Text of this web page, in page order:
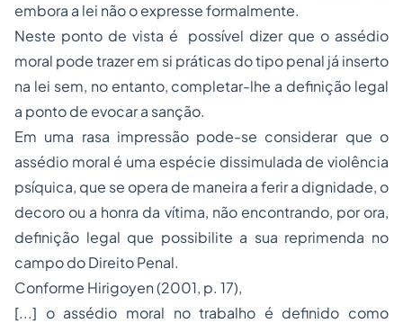
embora a lei não o expresse formalmente.
Neste ponto de vista é possível dizer que o assédio
moral pode trazer em si práticas do tipo penal já inserto
na lei sem, no entanto, completar-lhe a definição legal
a ponto de evocar a sanção.
Em uma rasa impressão pode-se considerar que o
assédio moral é uma espécie dissimulada de violência
psíquica, que se opera de maneira a ferir a dignidade, o
decoro ou a honra da vítima, não encontrando, por ora,
definição legal que possibilite a sua reprimenda no
campo do Direito Penal.
Conforme Hirigoyen (2001, p. 17),
[...] o assédio moral no trabalho é definido como